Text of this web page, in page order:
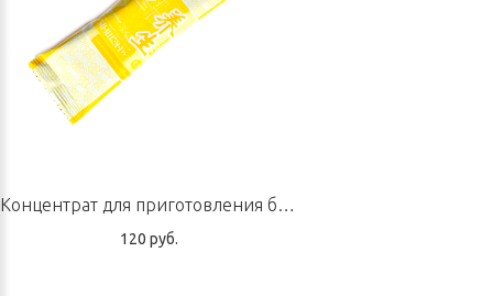
Концентрат для приготовления быстрорастворимого напитка «Крепкая селезенка», пакетик 10 г
120 руб.